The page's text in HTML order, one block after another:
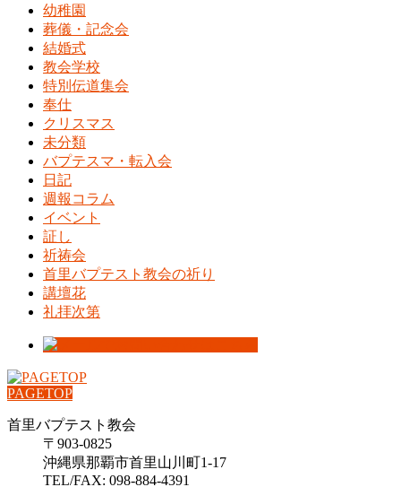
幼稚園
葬儀・記念会
結婚式
教会学校
特別伝道集会
奉仕
クリスマス
未分類
バプテスマ・転入会
日記
週報コラム
イベント
証し
祈祷会
首里バプテスト教会の祈り
講壇花
礼拝次第
PAGETOP
首里バプテスト教会
〒903-0825
沖縄県那覇市首里山川町1-17
TEL/FAX: 098-884-4391